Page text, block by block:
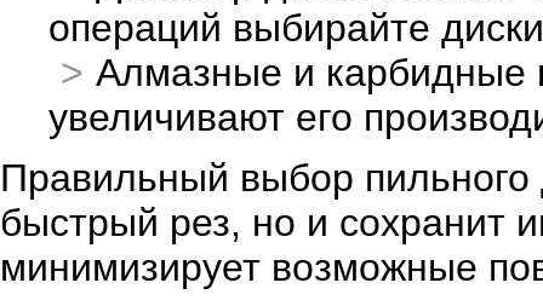
операций выбирайте
Алмазные и карбидные
увеличивают его
Правильный выбор пильного
быстрый рез, но и сохранит
минимизирует возможные